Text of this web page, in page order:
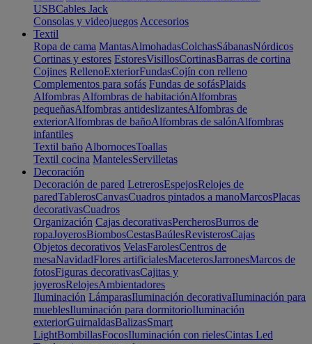
USBCables Jack
Consolas y videojuegos Accesorios
Textil
Ropa de cama MantasAlmohadasColchasSábanasNórdicos
Cortinas y estores EstoresVisillosCortinasBarras de cortina
Cojines RellenoExteriorFundasCojín con relleno
Complementos para sofás Fundas de sofásPlaids
Alfombras Alfombras de habitaciónAlfombras
pequeñasAlfombras antideslizantesAlfombras de
exteriorAlfombras de bañoAlfombras de salónAlfombras
infantiles
Textil baño AlbornocesToallas
Textil cocina MantelesServilletas
Decoración
Decoración de pared LetrerosEspejosRelojes de
paredTablerosCanvasCuadros pintados a manoMarcosPlacas
decorativasCuadros
Organización Cajas decorativasPercherosBurros de
ropaJoyerosBiombosCestasBaúlesRevisterosCajas
Objetos decorativos VelasFarolesCentros de
mesaNavidadFlores artificialesMaceterosJarronesMarcos de
fotosFiguras decorativasCajitas y
joyerosRelojesAmbientadores
Iluminación LámparasIluminación decorativaIluminación para
mueblesIluminación para dormitorioIluminación
exteriorGuirnaldasBalizasSmart
LightBombillasFocosIluminación con rielesCintas Led